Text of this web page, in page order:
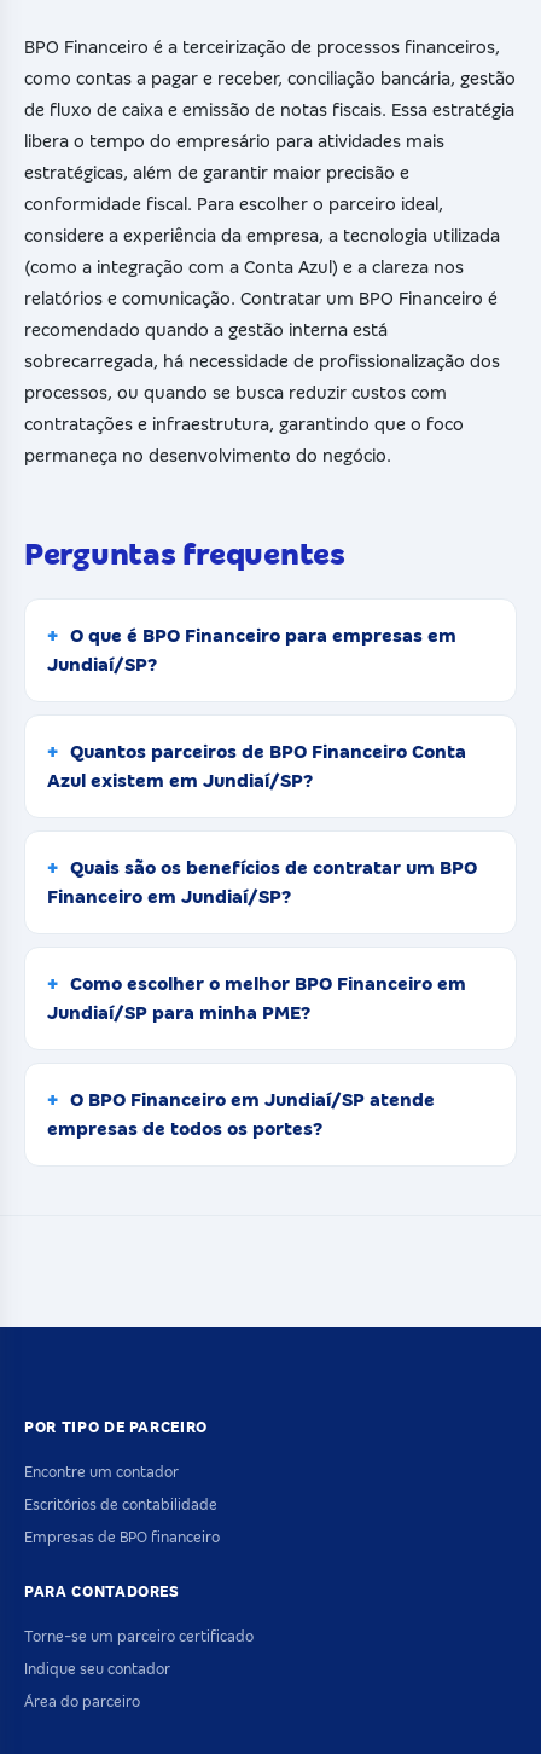
BPO Financeiro é a terceirização de processos financeiros,
como contas a pagar e receber, conciliação bancária, gestão
de fluxo de caixa e emissão de notas fiscais. Essa estratégia
libera o tempo do empresário para atividades mais
estratégicas, além de garantir maior precisão e
conformidade fiscal. Para escolher o parceiro ideal,
considere a experiência da empresa, a tecnologia utilizada
(como a integração com a Conta Azul) e a clareza nos
relatórios e comunicação. Contratar um BPO Financeiro é
recomendado quando a gestão interna está
sobrecarregada, há necessidade de profissionalização dos
processos, ou quando se busca reduzir custos com
contratações e infraestrutura, garantindo que o foco
permaneça no desenvolvimento do negócio.
Perguntas frequentes
O que é BPO Financeiro para empresas em
Jundiaí/SP?
Quantos parceiros de BPO Financeiro Conta
Azul existem em Jundiaí/SP?
Quais são os benefícios de contratar um BPO
Financeiro em Jundiaí/SP?
Como escolher o melhor BPO Financeiro em
Jundiaí/SP para minha PME?
O BPO Financeiro em Jundiaí/SP atende
empresas de todos os portes?
POR TIPO DE PARCEIRO
Encontre um contador
Escritórios de contabilidade
Empresas de BPO financeiro
PARA CONTADORES
Torne-se um parceiro certificado
Indique seu contador
Área do parceiro